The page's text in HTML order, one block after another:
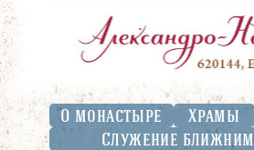
О монастыре Храмы
Служение ближним